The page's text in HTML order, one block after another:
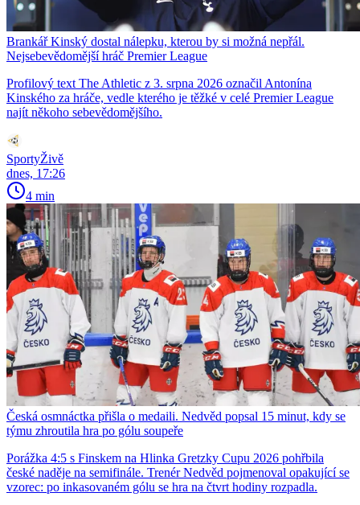
Brankář Kinský dostal nálepku, kterou by si možná nepřál.
Nejsebevědomější hráč Premier League
Profilový text The Athletic z 3. srpna 2026 označil Antonína
Kinského za hráče, vedle kterého je těžké v celé Premier League
najít někoho sebevědomějšího.
SportyŽivě
dnes, 17:26
4 min
Česká osmnáctka přišla o medaili. Nedvěd popsal 15 minut, kdy se
týmu zhroutila hra po gólu soupeře
Porážka 4:5 s Finskem na Hlinka Gretzky Cupu 2026 pohřbila
české naděje na semifinále. Trenér Nedvěd pojmenoval opakující se
vzorec: po inkasovaném gólu se hra na čtvrt hodiny rozpadla.